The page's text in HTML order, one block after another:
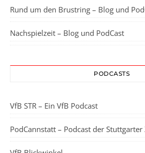
Rund um den Brustring – Blog und
Nachspielzeit – Blog und PodCast
PODCASTS
VfB STR – Ein VfB Podcast
PodCannstatt – Podcast der